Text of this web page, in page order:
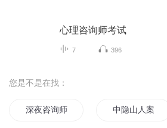
心理咨询师考试
7 396
您是不是在找：
深夜咨询师 中隐山人案例集